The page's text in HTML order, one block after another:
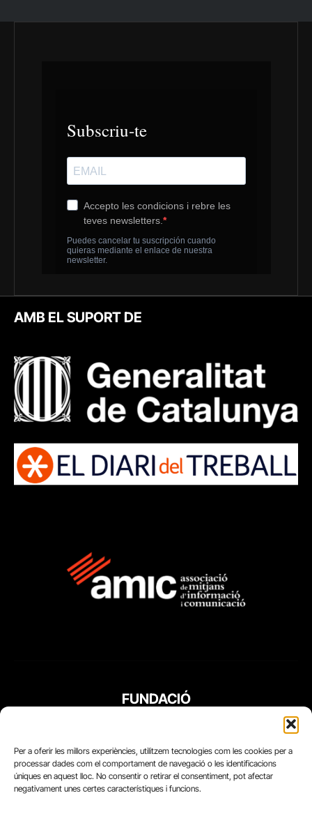
Per a oferir les millors experiències, utilitzem tecnologies com les cookies per a
processar dades com el comportament de navegació o les identificacions
úniques en aquest lloc. No consentir o retirar el consentiment, pot afectar
negativament unes certes característiques i funcions.
AMB EL SUPORT DE
FUNDACIÓ